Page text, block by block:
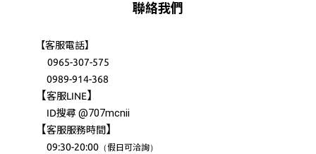
聯絡我們
【客服電話】
0965-307-575
0989-914-368
【客服LINE】
ID搜尋@707mcnii
【客服服務時間 】
09:30-20:00 （假日可洽詢）